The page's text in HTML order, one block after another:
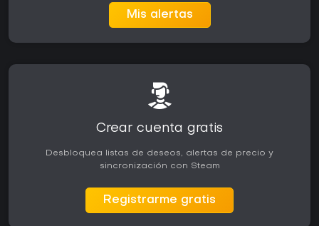
Mis alertas
Crear cuenta gratis
Desbloquea listas de deseos, alertas de precio y
sincronización con Steam
Registrarme gratis